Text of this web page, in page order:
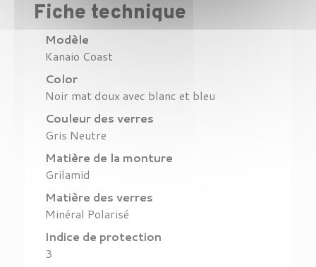
Fiche technique
Modèle
Kanaio Coast
Color
Noir mat doux avec blanc et bleu
Couleur des verres
Gris Neutre
Matière de la monture
Grilamid
Matière des verres
Minéral Polarisé
Indice de protection
3